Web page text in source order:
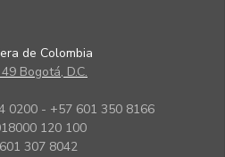
de Colombia
Bogotá, D.C.
0200 - +57 601 350 8166
120 100
307 8042